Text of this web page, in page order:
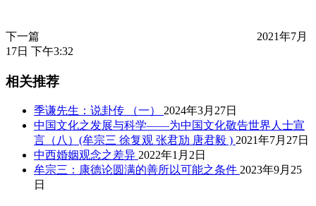
下一篇
2021年7月
17日 下午3:32
相关推荐
季谦先生：说卦传 （一）
2024年3月27日
中国文化之发展与科学——为中国文化敬告世界人士宣
言（八）(牟宗三 徐复观 张君劢 唐君毅 ) 2021年7月27日
中西婚姻观念之差异 2022年1月2日
牟宗三：康德论圆满的善所以可能之条件 2023年9月25
日